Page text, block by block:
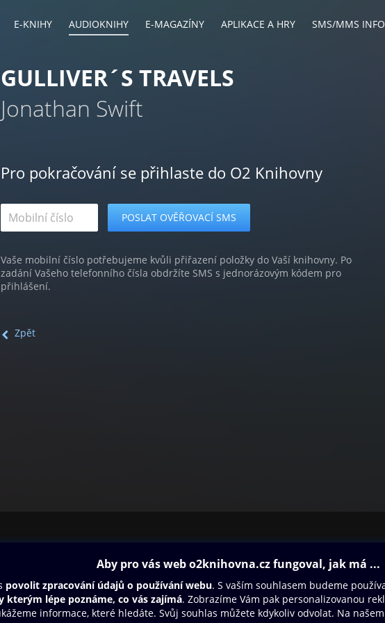
E-KNIHY AUDIOKNIHY E-MAGAZÍNY APLIKACE A HRY SMS/MMS INFO
GULLIVER´S TRAVELS
Jonathan Swift
Pro pokračování se přihlaste do O2 Knihovny
Vaše mobilní číslo potřebujeme kvůli přiřazení položky do Vaší knihovny. Po
zadání Vašeho telefonního čísla obdržíte SMS s jednorázovým kódem pro
přihlášení.
Zpět
Dárkový poukaz
Nápověda
Oneplay Originály
Sport